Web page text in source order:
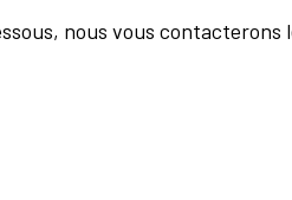
nous vous contacterons